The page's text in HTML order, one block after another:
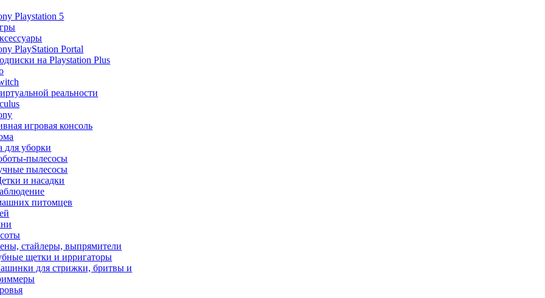
Playstation 5
PlayStation Portal
на Playstation Plus
реальности
игровая консоль
для уборки
пылесосы
пылесосы
и насадки
питомцев
стайлеры, выпрямители
щетки и ирригаторы
для стрижки, бритвы и